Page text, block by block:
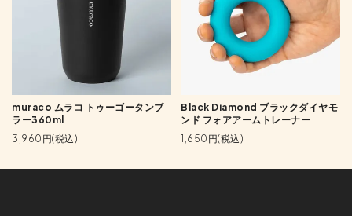
muraco ムラコ トゥーゴータンブ
ラー360ml
3,960円(税込)
Black Diamond ブラックダイヤモ
ンド フォアアームトレーナー
1,650円(税込)